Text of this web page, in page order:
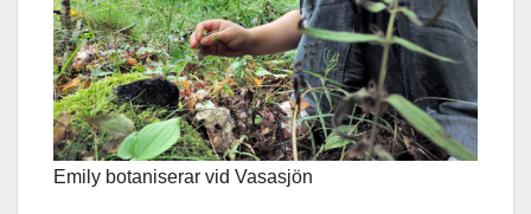
Emily botaniserar vid Vasasjön